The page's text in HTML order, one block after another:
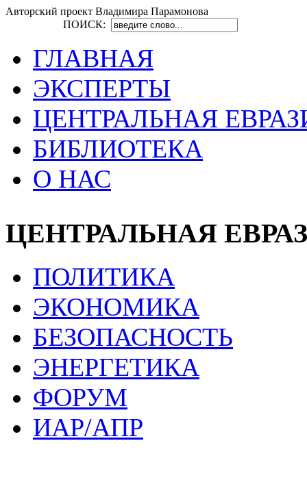
Авторский проект Владимира Парамонова
ПОИСК:
ГЛАВНАЯ
ЭКСПЕРТЫ
ЦЕНТРАЛЬНАЯ
БИБЛИОТЕКА
О НАС
ЦЕНТРАЛЬНАЯ
ПОЛИТИКА
ЭКОНОМИКА
БЕЗОПАСНОСТЬ
ЭНЕРГЕТИКА
ФОРУМ
ИАР/АПР